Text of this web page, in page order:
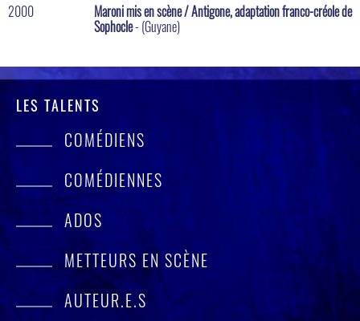
2000
Maroni mis en scène / Antigone, adaptation franco-créole de
Sophocle- (Guyane)
LES TALENTS
COMÉDIENS
COMÉDIENNES
ADOS
METTEURS EN SCÈNE
AUTEUR.E.S